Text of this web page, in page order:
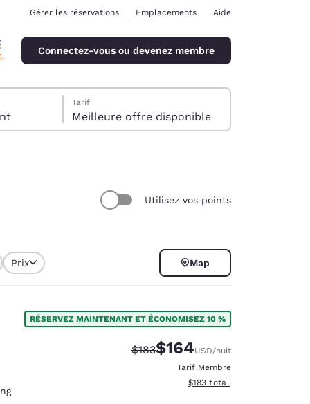
Gérer les réservations Emplacements Aide
Connectez-vous ou devenez membre
Tarif
Meilleure offre disponible
Utilisez vos points
Prix Map
RÉSERVEZ MAINTENANT ET ÉCONOMISEZ 10 %
Tarif barré :
$183Tarif réduit :
$164USD/nuit
Tarif Membre
Afficher les détails du total
$183 total